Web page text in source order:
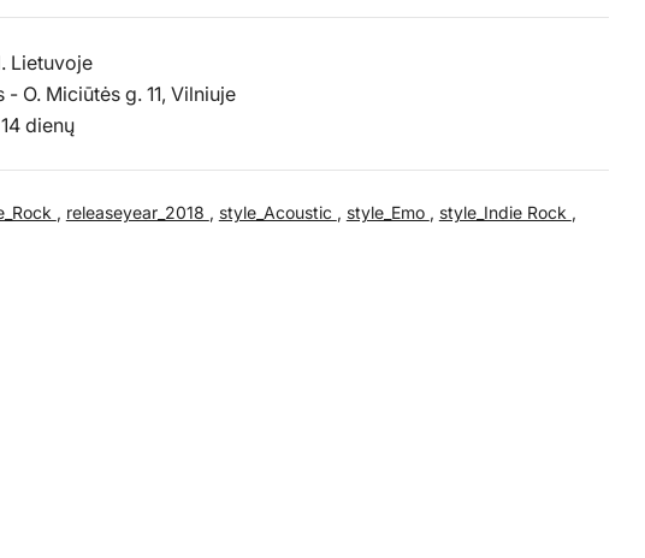
Lietuvoje
O. Miciūtės g. 11, Vilniuje
dienų
, releaseyear_2018 , style_Acoustic , style_Emo , style_Indie Rock ,